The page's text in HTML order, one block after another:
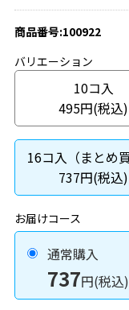
商品番号:100922
バリエーション
10コ入
495円(税込)
737円(税込)
お届けコース
通常購入
737円(税込)